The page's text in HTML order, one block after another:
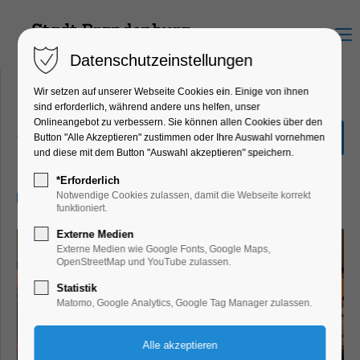
Menu
Zwei zu eins
Kino
13.10.2024, 17:00–19:00
Datenschutzeinstellungen
Wir setzen auf unserer Webseite Cookies ein. Einige von ihnen
sind erforderlich, während andere uns helfen, unser
Onlineangebot zu verbessern. Sie können allen Cookies über den
Button "Alle Akzeptieren" zustimmen oder Ihre Auswahl vornehmen
und diese mit dem Button "Auswahl akzeptieren" speichern.
*Erforderlich
Notwendige Cookies zulassen, damit die Webseite korrekt
funktioniert.
Externe Medien
Externe Medien wie Google Fonts, Google Maps,
OpenStreetMap und YouTube zulassen.
Statistik
Matomo, Google Analytics, Google Tag Manager zulassen.